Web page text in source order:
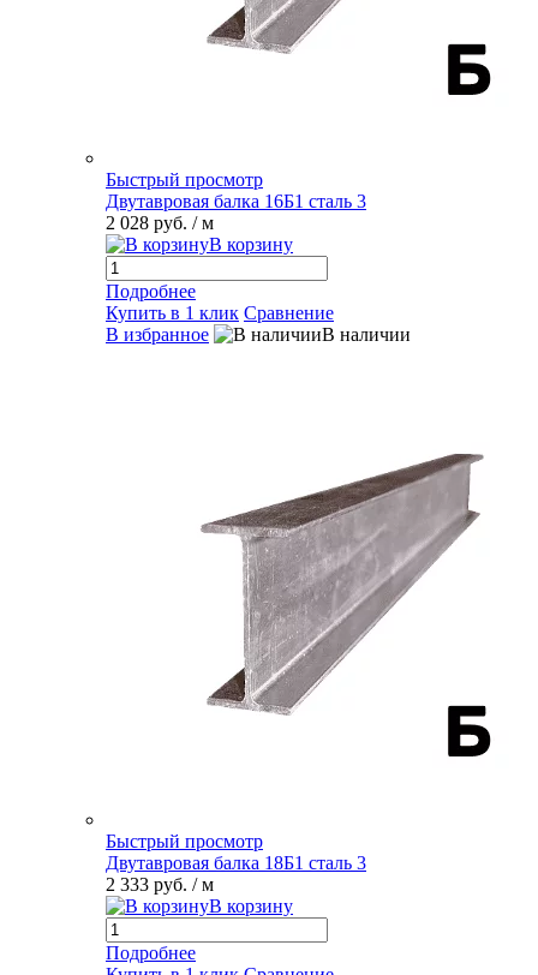
Быстрый просмотр
Двутавровая балка 16Б1 сталь 3
2 028 руб. / м
В корзину
Подробнее
Купить в 1 клик Сравнение
В избранное
В наличии
Быстрый просмотр
Двутавровая балка 18Б1 сталь 3
2 333 руб. / м
В корзину
Подробнее